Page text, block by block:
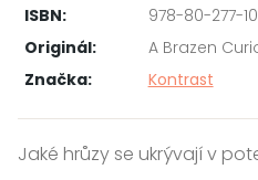
ISBN:
978-80-277-
Originál:
A Brazen
Značka:
Kontrast
Jaké hrůzy se ukrývají v